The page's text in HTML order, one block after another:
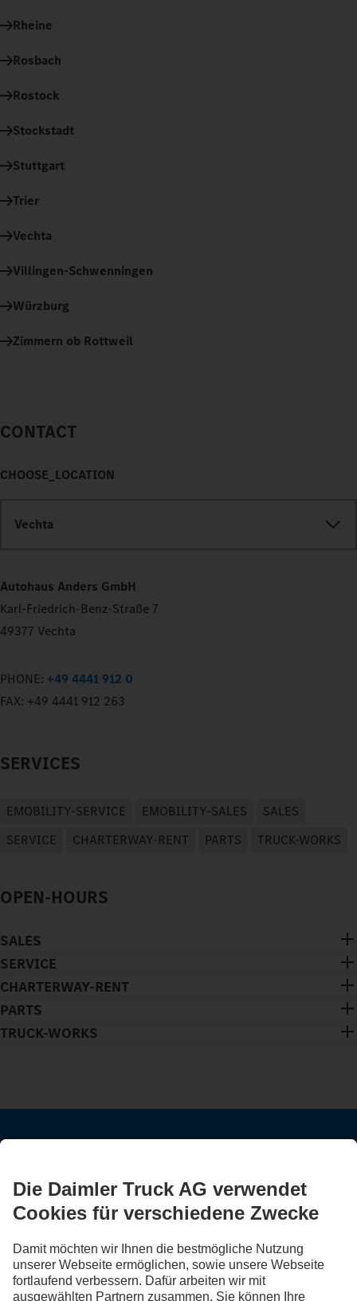
Rheine
Rosbach
Rostock
Stockstadt
Stuttgart
Trier
Vechta
Villingen-Schwenningen
Würzburg
Zimmern ob Rottweil
CONTACT
CHOOSE_LOCATION
Vechta
Autohaus Anders GmbH
Karl-Friedrich-Benz-Straße 7
49377 Vechta
PHONE: +49 4441 912 0
FAX: +49 4441 912 263
SERVICES
EMOBILITY-SERVICE EMOBILITY-SALES
SALES
SERVICE
CHARTERWAY-RENT PARTS TRUCK-WORKS
OPEN-HOURS
SALES
SERVICE
CHARTERWAY-RENT
PARTS
TRUCK-WORKS
BLEIB IN KONTAKT.
Kanälen.